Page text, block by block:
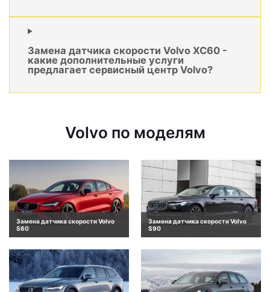
Замена датчика скорости Volvo XC60 -
какие дополнительные услуги
предлагает сервисный центр Volvo?
Volvo по моделям
Замена датчика скорости Volvo
S60
Замена датчика скорости Volvo
S90